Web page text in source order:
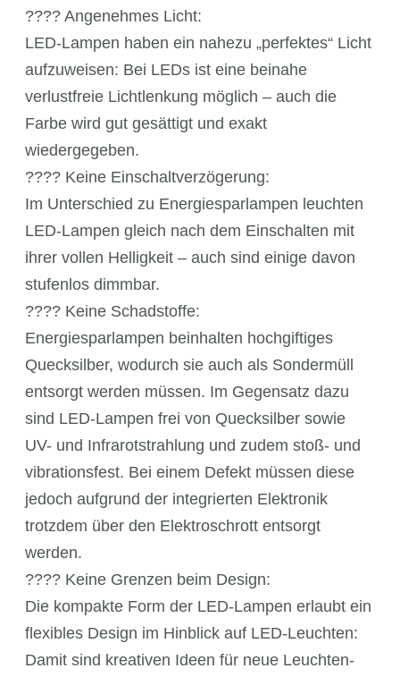
???? Angenehmes Licht:
LED-Lampen haben ein nahezu „perfektes“ Licht
aufzuweisen: Bei LEDs ist eine beinahe
verlustfreie Lichtlenkung möglich – auch die
Farbe wird gut gesättigt und exakt
wiedergegeben.
???? Keine Einschaltverzögerung:
Im Unterschied zu Energiesparlampen leuchten
LED-Lampen gleich nach dem Einschalten mit
ihrer vollen Helligkeit – auch sind einige davon
stufenlos dimmbar.
???? Keine Schadstoffe:
Energiesparlampen beinhalten hochgiftiges
Quecksilber, wodurch sie auch als Sondermüll
entsorgt werden müssen. Im Gegensatz dazu
sind LED-Lampen frei von Quecksilber sowie
UV- und Infrarotstrahlung und zudem stoß- und
vibrationsfest. Bei einem Defekt müssen diese
jedoch aufgrund der integrierten Elektronik
trotzdem über den Elektroschrott entsorgt
werden.
???? Keine Grenzen beim Design:
Die kompakte Form der LED-Lampen erlaubt ein
flexibles Design im Hinblick auf LED-Leuchten:
Damit sind kreativen Ideen für neue Leuchten-